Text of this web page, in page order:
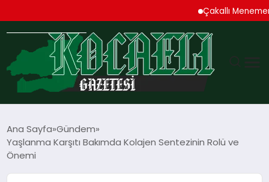
Çakallı Menemeni
TEKNOLOJI
Ana Sayfa Gündem
Yaşlanma Karşıtı Bakımda Kolajen Sentezinin Rolü ve
Önemi